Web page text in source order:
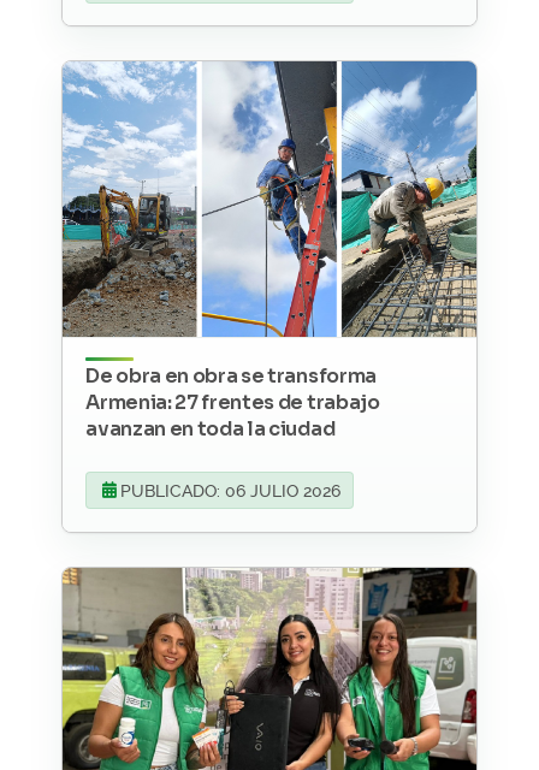
De obra en obra se transforma
Armenia: 27 frentes de trabajo
avanzan en toda la ciudad
PUBLICADO: 06 JULIO 2026